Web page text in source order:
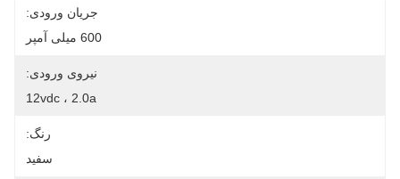
جریان ورودی:
600 میلی آمپر
نیروی ورودی:
12vdc ، 2.0a
رنگ:
سفید